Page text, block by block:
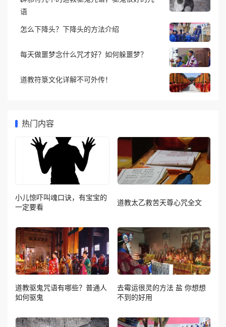
语
怎么下降头？下降头的方法介绍
每天做噩梦念什么咒才好？如何躲噩梦？
道教符箓文化详解不可外传！
热门内容
小儿惊吓叫魂口诀，有宝宝的
一定要看
道教太乙救苦天尊心咒全文
道教驱鬼咒语有哪些？普通人
如何驱鬼
去霉运很灵的方法 盐 你想想
不到的好用